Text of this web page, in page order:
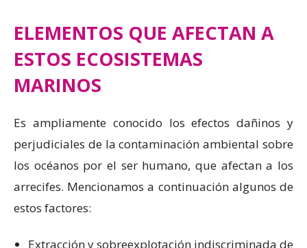
ELEMENTOS QUE AFECTAN A
ESTOS ECOSISTEMAS
MARINOS
Es ampliamente conocido los efectos dañinos y
perjudiciales de la contaminación ambiental sobre
los océanos por el ser humano, que afectan a los
arrecifes. Mencionamos a continuación algunos de
estos factores:
Extracción y sobreexplotación indiscriminada de